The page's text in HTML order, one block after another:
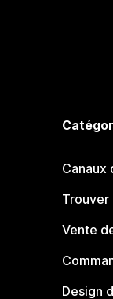
Canaux
Trouver
Vente
Design